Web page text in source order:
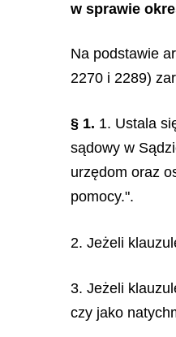
w sprawie
Na podstawie
2270 i 2289)
§ 1. 1. Ustala
sądowy w
urzędom oraz
pomocy.".
2. Jeżeli
3. Jeżeli
czy jako